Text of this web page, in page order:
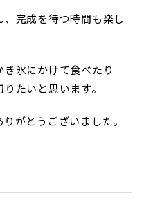
完成を待つ時間も楽し
氷にかけて食べたり
たいと思います。
がとうございました。